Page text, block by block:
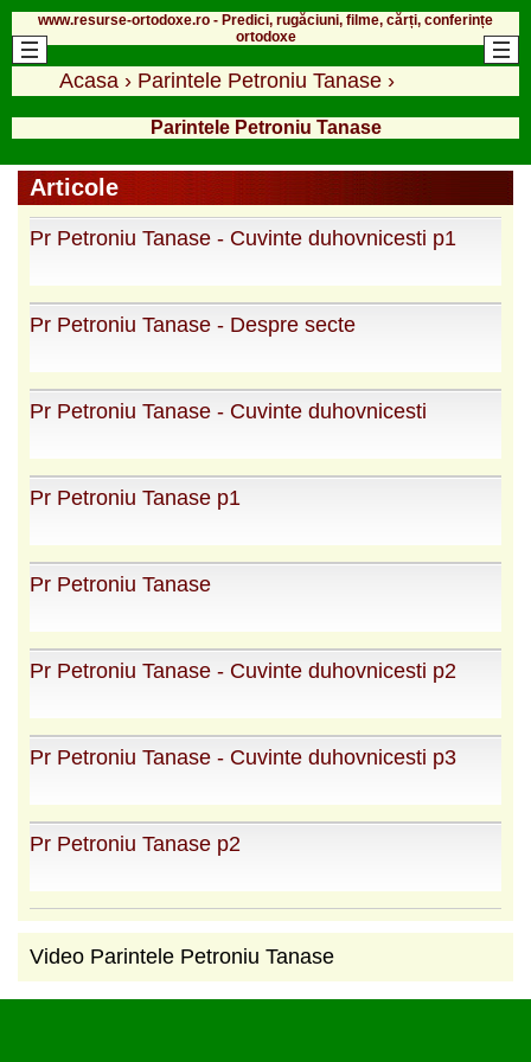
www.resurse-ortodoxe.ro - Predici, rugăciuni, filme, cărți, conferințe
ortodoxe
Acasa › Parintele Petroniu Tanase ›
Parintele Petroniu Tanase
Articole
Pr Petroniu Tanase - Cuvinte duhovnicesti p1
Pr Petroniu Tanase - Despre secte
Pr Petroniu Tanase - Cuvinte duhovnicesti
Pr Petroniu Tanase p1
Pr Petroniu Tanase
Pr Petroniu Tanase - Cuvinte duhovnicesti p2
Pr Petroniu Tanase - Cuvinte duhovnicesti p3
Pr Petroniu Tanase p2
Video Parintele Petroniu Tanase